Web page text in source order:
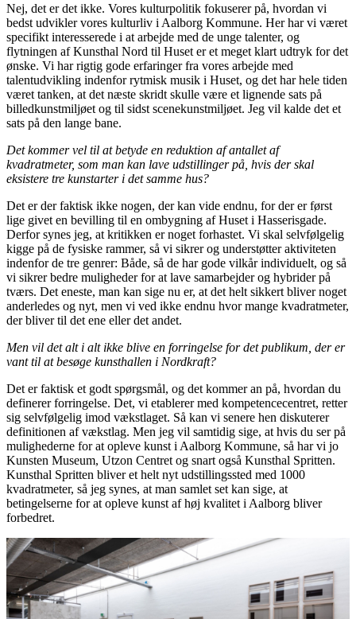
Nej, det er det ikke. Vores kulturpolitik fokuserer på, hvordan vi
bedst udvikler vores kulturliv i Aalborg Kommune. Her har vi været
specifikt interesserede i at arbejde med de unge talenter, og
flytningen af Kunsthal Nord til Huset er et meget klart udtryk for det
ønske. Vi har rigtig gode erfaringer fra vores arbejde med
talentudvikling indenfor rytmisk musik i Huset, og det har hele tiden
været tanken, at det næste skridt skulle være et lignende sats på
billedkunstmiljøet og til sidst scenekunstmiljøet. Jeg vil kalde det et
sats på den lange bane.
Det kommer vel til at betyde en reduktion af antallet af
kvadratmeter, som man kan lave udstillinger på, hvis der skal
eksistere tre kunstarter i det samme hus?
Det er der faktisk ikke nogen, der kan vide endnu, for der er først
lige givet en bevilling til en ombygning af Huset i Hasserisgade.
Derfor synes jeg, at kritikken er noget forhastet. Vi skal selvfølgelig
kigge på de fysiske rammer, så vi sikrer og understøtter aktiviteten
indenfor de tre genrer: Både, så de har gode vilkår individuelt, og så
vi sikrer bedre muligheder for at lave samarbejder og hybrider på
tværs. Det eneste, man kan sige nu er, at det helt sikkert bliver noget
anderledes og nyt, men vi ved ikke endnu hvor mange kvadratmeter,
der bliver til det ene eller det andet.
Men vil det alt i alt ikke blive en forringelse for det publikum, der er
vant til at besøge kunsthallen i Nordkraft?
Det er faktisk et godt spørgsmål, og det kommer an på, hvordan du
definerer forringelse. Det, vi etablerer med kompetencecentret, retter
sig selvfølgelig imod vækstlaget. Så kan vi senere hen diskuterer
definitionen af vækstlag. Men jeg vil samtidig sige, at hvis du ser på
mulighederne for at opleve kunst i Aalborg Kommune, så har vi jo
Kunsten Museum, Utzon Centret og snart også Kunsthal Spritten.
Kunsthal Spritten bliver et helt nyt udstillingssted med 1000
kvadratmeter, så jeg synes, at man samlet set kan sige, at
betingelserne for at opleve kunst af høj kvalitet i Aalborg bliver
forbedret.